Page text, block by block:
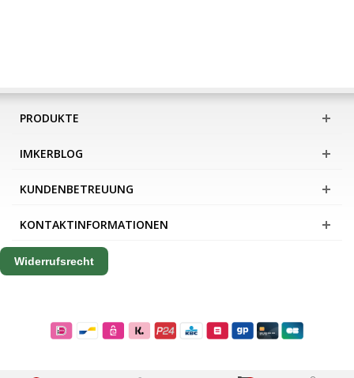
PRODUKTE
IMKERBLOG
KUNDENBETREUUNG
KONTAKTINFORMATIONEN
Widerrufsrecht